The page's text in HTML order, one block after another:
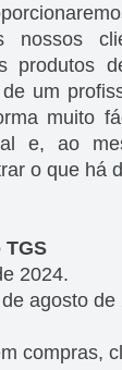
nossos
produtos
um
muito
e, ao
o que há
TGS
2024.
agosto
compras,